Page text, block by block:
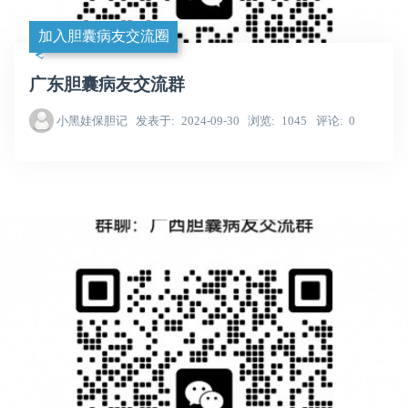
加入胆囊病友交流圈
广东胆囊病友交流群
小黑娃保胆记 发表于 2024-09-30 浏览 1045 评论 0